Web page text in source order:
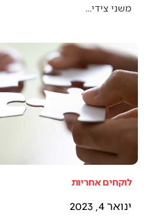
משני צידי…
לוקחים אחריות
ינואר 4, 2023